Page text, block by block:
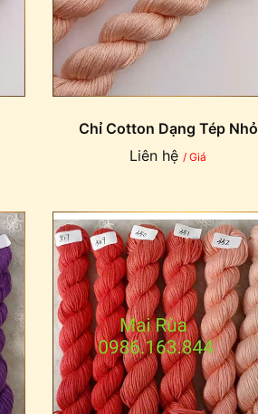
Chỉ Cotton Dạng Tép Nhỏ
Liên hệ / Giá